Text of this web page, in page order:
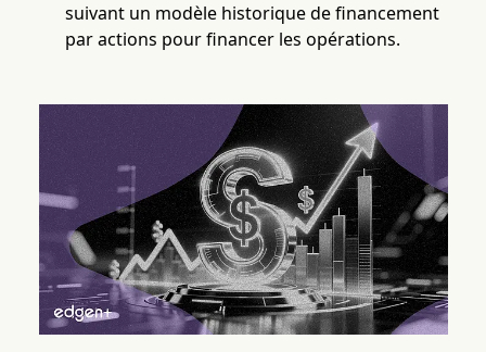
suivant un modèle historique de financement
par actions pour financer les opérations.